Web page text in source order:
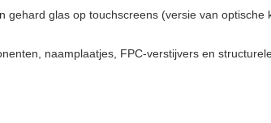
gehard glas op touchscreens (versie van optische
naamplaatjes, FPC-verstijvers en